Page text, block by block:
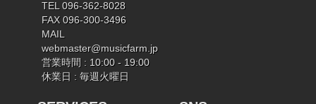
TEL 096-362-8028
FAX 096-300-3496
MAIL
webmaster@musicfarm.jp
営業時間 : 10:00 - 19:00
休業日 : 毎週火曜日